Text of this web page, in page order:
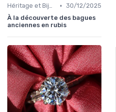
Héritage et Bijoux de Famille • 30/12/2025
À la découverte des bagues
anciennes en rubis